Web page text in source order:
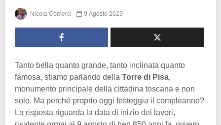
Nicola Comerci 9 Agosto 2023
Tanto bella quanto grande, tanto inclinata quanto
famosa, stiamo parlando della Torre di Pisa,
monumento principale della cittadina toscana e non
solo. Ma perché proprio oggi festeggia il compleanno?
La risposta riguarda la data di inizio dei lavori,